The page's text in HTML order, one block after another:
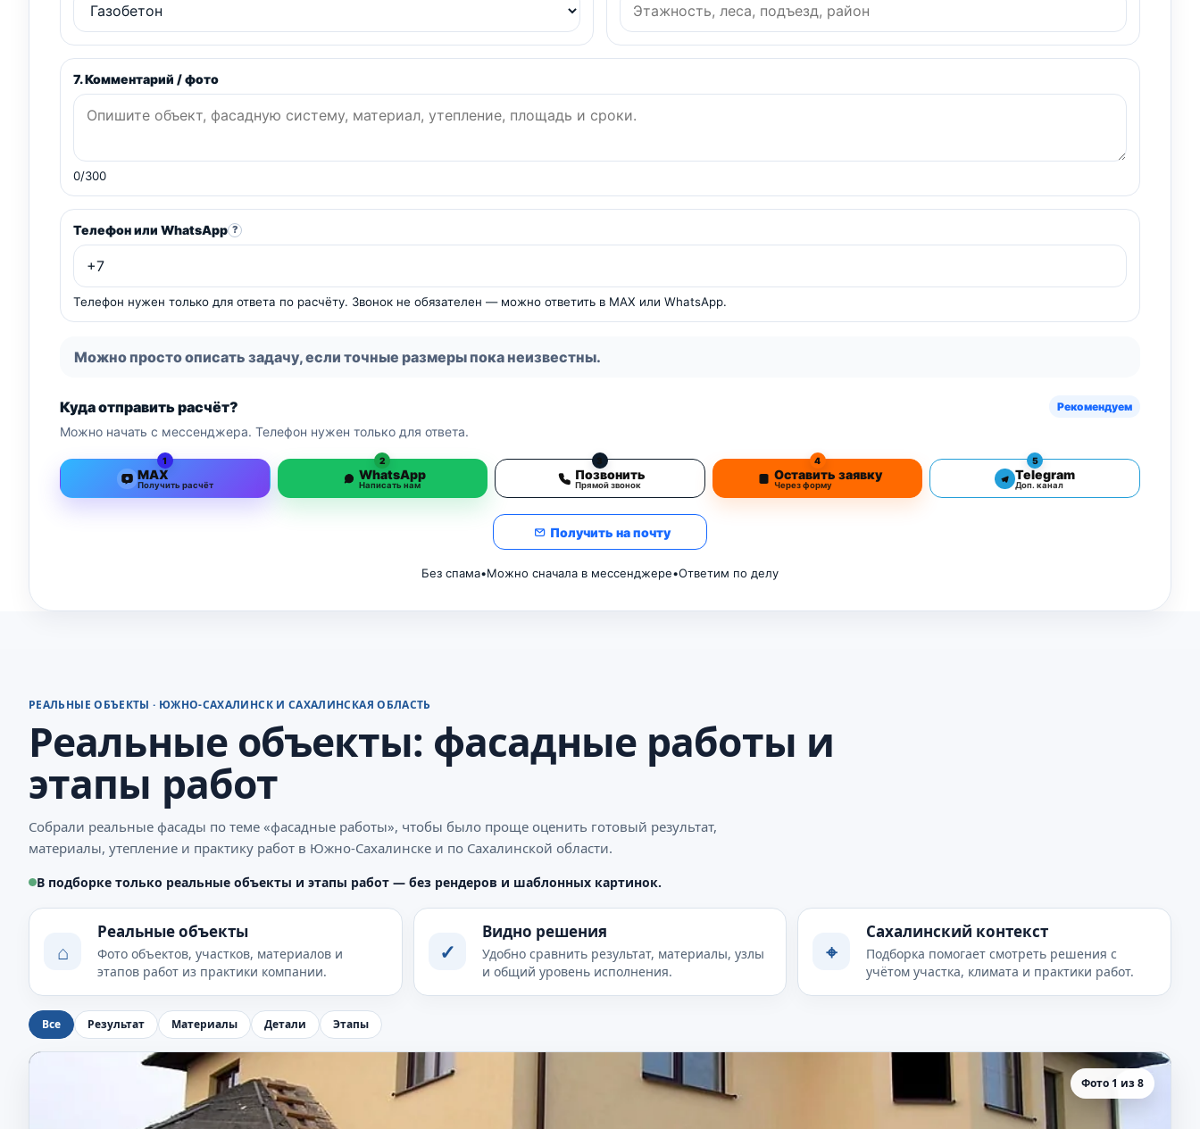
7. Комментарий / фото
0/300
Телефон или WhatsApp ?
Телефон нужен только для ответа по расчёту. Звонок не обязателен — можно ответить в MAX или WhatsApp.
Можно просто описать задачу, если точные размеры пока неизвестны.
Куда отправить расчёт? Рекомендуем
Можно начать с мессенджера. Телефон нужен только для ответа.
1
MAX
Получить расчёт
2
WhatsApp
Написать нам
3
Позвонить
Прямой звонок
4
Оставить заявку
Через форму
5
Telegram
Доп. канал
Получить на почту
Без спама•Можно сначала в мессенджере•Ответим по делу
РЕАЛЬНЫЕ ОБЪЕКТЫ · ЮЖНО-САХАЛИНСК И САХАЛИНСКАЯ ОБЛАСТЬ
Реальные объекты: фасадные работы и
этапы работ
Собрали реальные фасады по теме «фасадные работы», чтобы было проще оценить готовый результат,
материалы, утепление и практику работ в Южно-Сахалинске и по Сахалинской области.
В подборке только реальные объекты и этапы работ — без рендеров и шаблонных картинок.
⌂
Реальные объекты
Фото объектов, участков, материалов и
этапов работ из практики компании.
✓
Видно решения
Удобно сравнить результат, материалы, узлы
и общий уровень исполнения.
⌖
Сахалинский контекст
Подборка помогает смотреть решения с
учётом участка, климата и практики работ.
Все Результат Материалы Детали Этапы
Фото 1 из 8